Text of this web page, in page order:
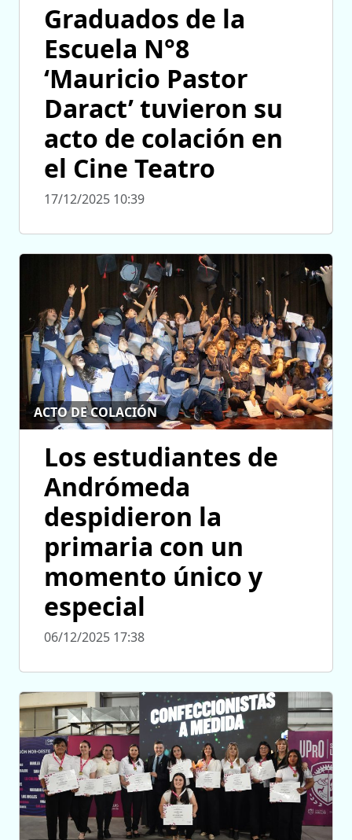
Graduados de la
Escuela N°8
‘Mauricio Pastor
Daract’ tuvieron su
acto de colación en
el Cine Teatro
17/12/2025 10:39
ACTO DE COLACIÓN
Los estudiantes de
Andrómeda
despidieron la
primaria con un
momento único y
especial
06/12/2025 17:38